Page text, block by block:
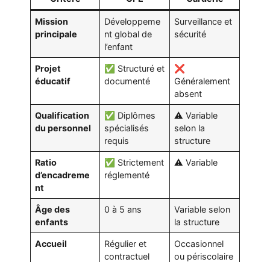
Mission
principale
Développeme
nt global de
l’enfant
Surveillance et
sécurité
Projet
éducatif
✅ Structuré et
documenté
❌
Généralement
absent
Qualification
du personnel
✅ Diplômes
spécialisés
requis
⚠️ Variable
selon la
structure
Ratio
d’encadreme
nt
✅ Strictement
réglementé
⚠️ Variable
Âge des
enfants
0 à 5 ans
Variable selon
la structure
Accueil
Régulier et
contractuel
Occasionnel
ou périscolaire